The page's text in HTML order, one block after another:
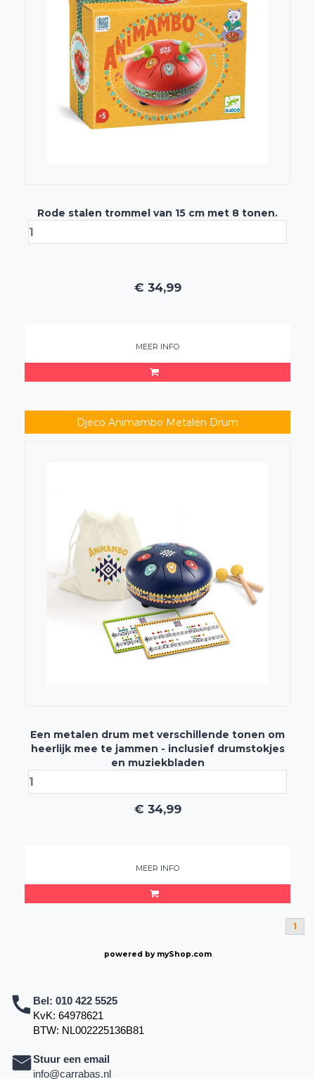
Rode stalen trommel van 15 cm met 8 tonen.
€ 34,99
MEER INFO
Djeco Animambo Metalen Drum
Een metalen drum met verschillende tonen om
heerlijk mee te jammen - inclusief drumstokjes
en muziekbladen
€ 34,99
MEER INFO
1
powered by myShop.com
Bel: 010 422 5525
KvK: 64978621
BTW: NL002225136B81
Stuur een email
info@carrabas.nl